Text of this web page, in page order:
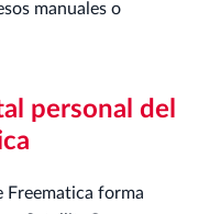
manuales o
personal del
Freematica forma